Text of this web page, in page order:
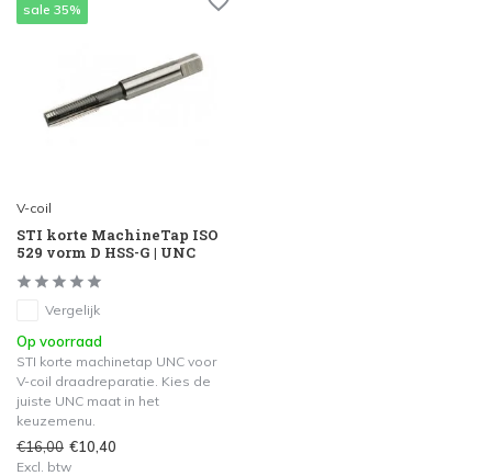
sale 35%
V-coil
STI korte MachineTap ISO
529 vorm D HSS-G | UNC
Vergelijk
Op voorraad
STI korte machinetap UNC voor
V-coil draadreparatie. Kies de
juiste UNC maat in het
keuzemenu.
€16,00 €10,40
Excl. btw